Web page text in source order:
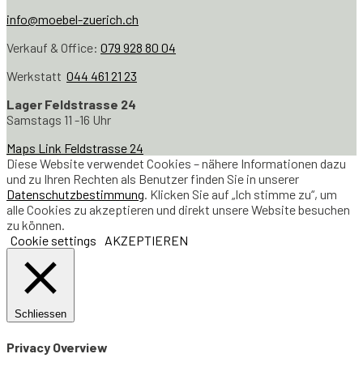
info@moebel-zuerich.ch
Verkauf & Office: 079 928 80 04
Werkstatt 044 461 21 23
Lager Feldstrasse 24
Samstags 11 -16 Uhr
Maps Link Feldstrasse 24
Diese Website verwendet Cookies – nähere Informationen dazu
und zu Ihren Rechten als Benutzer finden Sie in unserer
Datenschutzbestimmung. Klicken Sie auf „Ich stimme zu“, um
alle Cookies zu akzeptieren und direkt unsere Website besuchen
zu können.
Cookie settings
AKZEPTIEREN
Schliessen
Privacy Overview